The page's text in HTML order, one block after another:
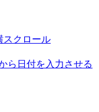
スクロール
ら日付を入力させる